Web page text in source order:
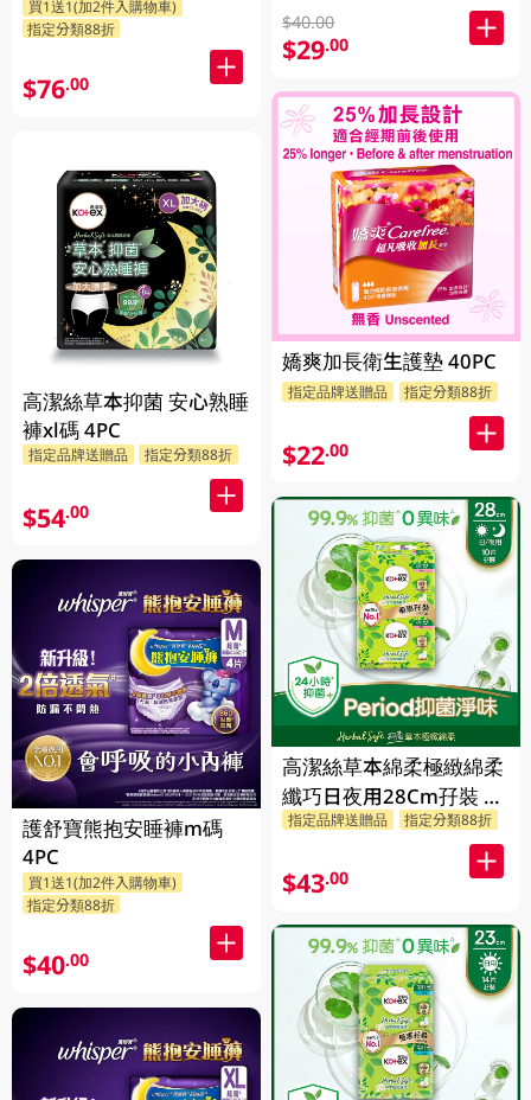
放)
買1送1(加2件入購物車)
指定分類88折
$76.00
高潔絲草本抑菌 安心熟睡
褲xl碼 4PC
指定品牌送贈品 指定分類88折
$54.00
護舒寶熊抱安睡褲m碼
4PC
買1送1(加2件入購物車)
指定分類88折
$40.00
$40.00
$29.00
嬌爽加長衛生護墊 40PC
指定品牌送贈品 指定分類88折
$22.00
高潔絲草本綿柔極緻綿柔
纖巧日夜用28Cm孖裝 2
X 10PC
指定品牌送贈品 指定分類88折
$43.00